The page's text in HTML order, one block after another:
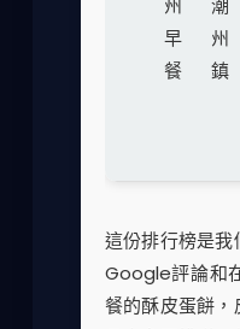
州
早
餐
潮
州
鎮
這份排行榜是我
Google評論和
餐的酥皮蛋餅